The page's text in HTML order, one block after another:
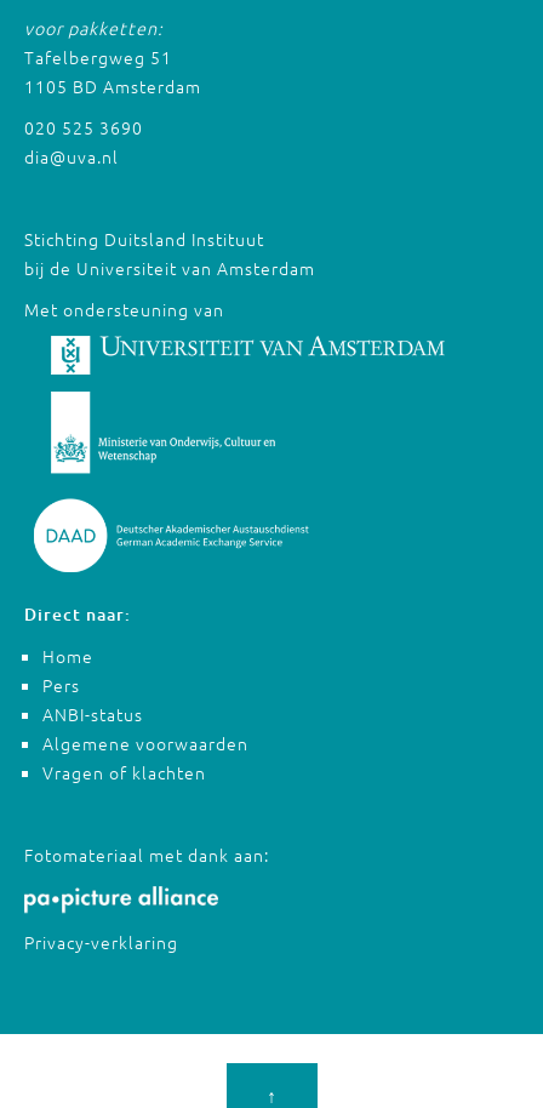
voor pakketten:
Tafelbergweg 51
1105 BD Amsterdam
020 525 3690
dia@uva.nl
Stichting Duitsland Instituut
bij de Universiteit van Amsterdam
Met ondersteuning van
Direct naar:
Home
Pers
ANBI-status
Algemene voorwaarden
Vragen of klachten
Fotomateriaal met dank aan:
Privacy-verklaring
↑